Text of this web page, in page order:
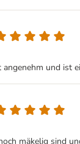
und ist
mäkelig sind